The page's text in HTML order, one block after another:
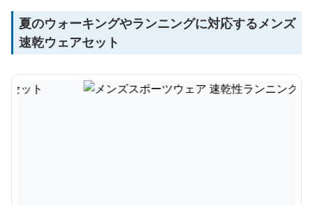
夏のウォーキングやランニングに対応するメンズ
速乾ウェアセット